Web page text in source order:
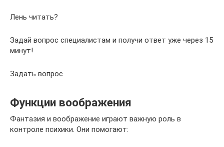
Лень читать?
Задай вопрос специалистам и получи ответ уже через 15
минут!
Задать вопрос
Функции воображения
Фантазия и воображение играют важную роль в
контроле психики. Они помогают: